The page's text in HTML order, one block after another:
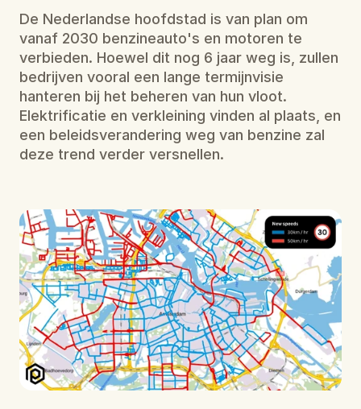
De Nederlandse hoofdstad is van plan om
vanaf 2030 benzineauto's en motoren te
verbieden. Hoewel dit nog 6 jaar weg is, zullen
bedrijven vooral een lange termijnvisie
hanteren bij het beheren van hun vloot.
Elektrificatie en verkleining vinden al plaats, en
een beleidsverandering weg van benzine zal
deze trend verder versnellen.